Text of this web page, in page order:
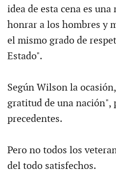
idea de esta cena es
honrar a los hombres y
el mismo grado de
Estado".
Según Wilson la
gratitud de una nación",
precedentes.
Pero no todos los
del todo satisfechos.